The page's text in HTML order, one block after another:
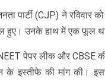
पार्टी (CJP) ने रविवार
हुए। उनके हाथ में एक फूल
पेपर लीक और CBSE
के इस्तीफे की मांग की।